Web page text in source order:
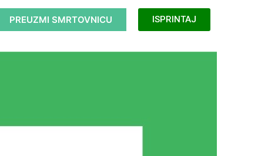
PREUZMI SMRTOVNICU ISPRINTAJ